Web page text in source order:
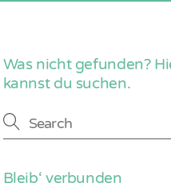
Was nicht gefunden?
kannst du suchen.
Bleib‘ verbunden